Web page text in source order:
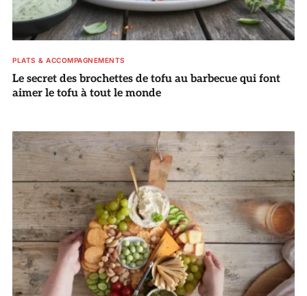
PLATS & ACCOMPAGNEMENTS
Le secret des brochettes de tofu au barbecue qui font
aimer le tofu à tout le monde